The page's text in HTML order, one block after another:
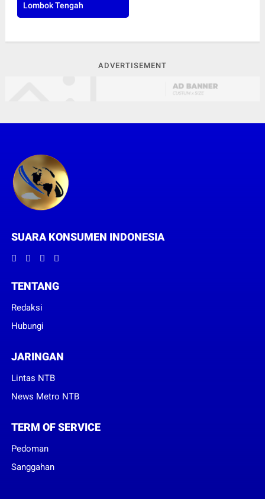
Lombok Tengah
ADVERTISEMENT
SUARA KONSUMEN INDONESIA
TENTANG
Redaksi
Hubungi
JARINGAN
Lintas NTB
News Metro NTB
TERM OF SERVICE
Pedoman
Sanggahan